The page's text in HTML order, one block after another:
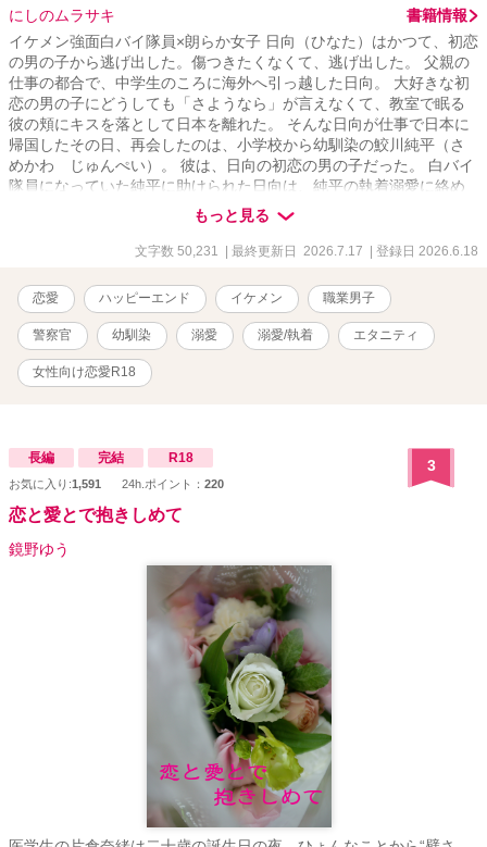
にしのムラサキ
書籍情報
イケメン強面白バイ隊員×朗らか女子 日向（ひなた）はかつて、初恋
の男の子から逃げ出した。傷つきたくなくて、逃げ出した。 父親の
仕事の都合で、中学生のころに海外へ引っ越した日向。 大好きな初
恋の男の子にどうしても「さようなら」が言えなくて、教室で眠る
彼の頬にキスを落として日本を離れた。 そんな日向が仕事で日本に
帰国したその日、再会したのは、小学校から幼馴染の鮫川純平（さ
めかわ じゅんぺい）。 彼は、日向の初恋の男の子だった。 白バイ
隊員になっていた純平に助けられた日向は、純平の執着溺愛に絡め
取られ、気がつけば逃げ出せなくなっていて。 怒っていると思って
いた。 あんなキス、嫌だったのかなって。 なのに……。 「俺、お前
が好きすぎてお前以外じゃ勃たないんだ」 「ちゃんと死ぬまで責任
あのデッドボールから始まった。 の、かも。 ※鮫川兄弟シリーズ最
新作です。
もっと見る
文字数 50,231 | 最終更新日 2026.7.17 | 登録日 2026.6.18
恋愛 ハッピーエンド イケメン 職業男子
警察官 幼馴染 溺愛 溺愛/執着 エタニティ
女性向け恋愛R18
長編 完結 R18
お気に入り:1,591 24h.ポイント： 220
3
恋と愛とで抱きしめて
鏡野ゆう